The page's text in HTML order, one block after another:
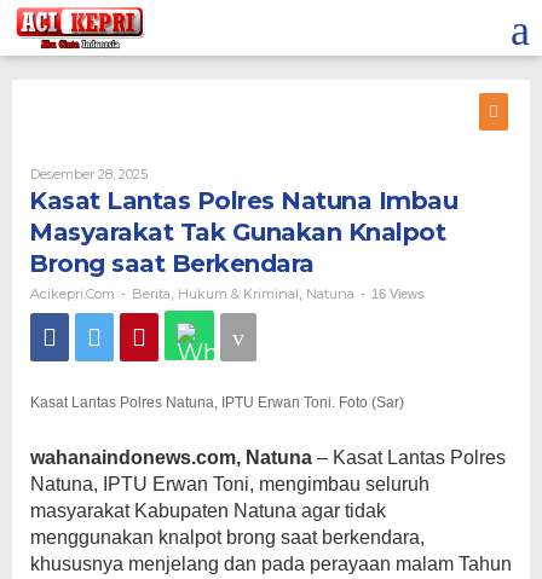
Lewati
ke
konten
Desember 28, 2025Oleh
Acikepri.com
Kasat Lantas Polres Natuna Imbau
Masyarakat Tak Gunakan Knalpot
Brong saat Berkendara
Acikepri.com - Berita Hukum & Kriminal Natuna - 16 Views
Kasat Lantas Polres Natuna, IPTU Erwan Toni. Foto (Sar)
wahanaindonews.com, Natuna – Kasat Lantas Polres
Natuna, IPTU Erwan Toni, mengimbau seluruh
masyarakat Kabupaten Natuna agar tidak
menggunakan knalpot brong saat berkendara,
khususnya menjelang dan pada perayaan malam Tahun